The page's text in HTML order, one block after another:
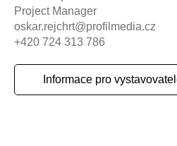
Project Manager
oskar.rejchrt@profilmedia.cz
+420 724 313 786
Informace pro